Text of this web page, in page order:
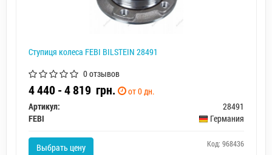
Ступиця колеса FEBI BILSTEIN 28491
0 отзывов
4 440 - 4 819 грн.
от 0 дн.
Артикул:
28491
FEBI
Германия
Выбрать цену Код: 968436